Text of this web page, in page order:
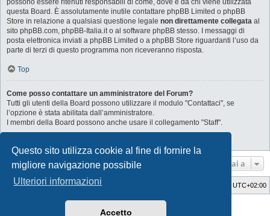
Questo sito utilizza cookie al fine di fornire la
migliore navigazione possibile
Ulteriori informazioni
Accetto
possono essere ritenuti responsabili di come, dove e da chi viene utilizzata
questa Board. È assolutamente inutile contattare phpBB Limited o phpBB
Store in relazione a qualsiasi questione legale non direttamente collegata al
sito phpBB.com, phpBB-Italia.it o al software phpBB stesso. I messaggi di
posta elettronica inviati a phpBB Limited o a phpBB Store riguardanti l’uso da
parte di terzi di questo programma non riceveranno risposta.
Top
Come posso contattare un amministratore del Forum?
Tutti gli utenti della Board possono utilizzare il modulo "Contattaci", se
l’opzione è stata abilitata dall’amministratore.
I membri della Board possono anche usare il collegamento "Staff".
Vai a
SaabWay Club Indice UTC+02:00
GTA game
phpBB® Forum Software © phpBB Limited